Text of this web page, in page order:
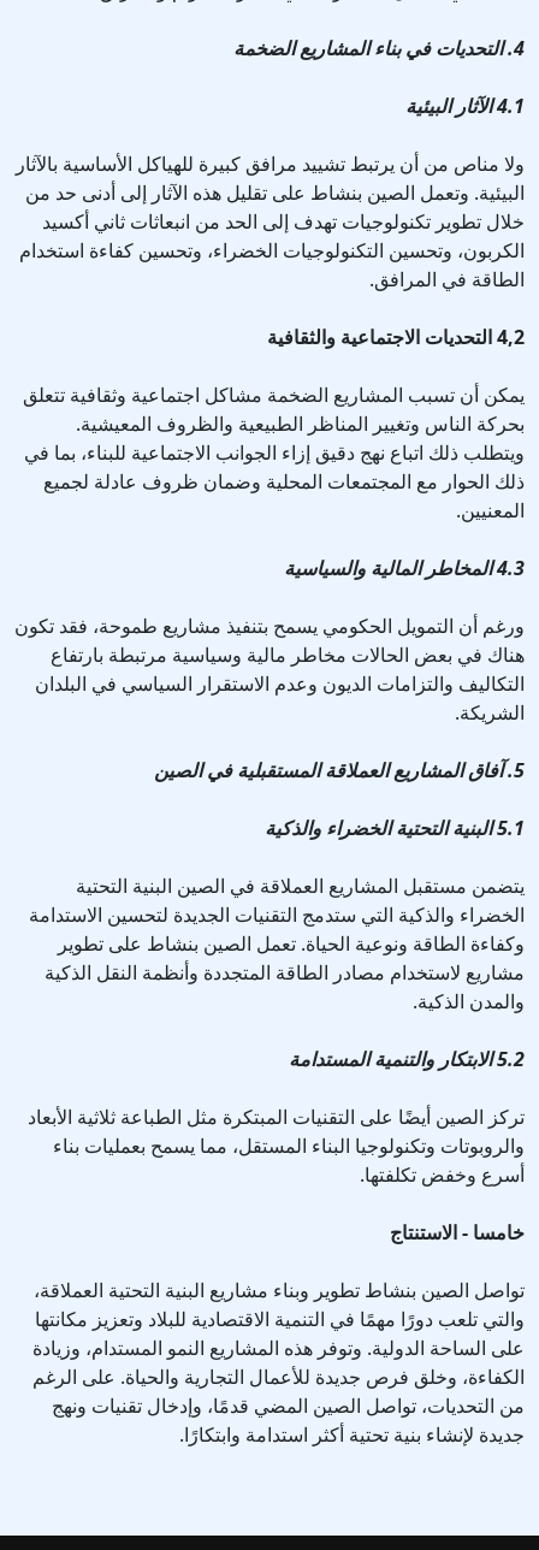
4. التحديات في بناء المشاريع الضخمة
4.1 الآثار البيئية
ولا مناص من أن يرتبط تشييد مرافق كبيرة للهياكل الأساسية بالآثار
البيئية. وتعمل الصين بنشاط على تقليل هذه الآثار إلى أدنى حد من
خلال تطوير تكنولوجيات تهدف إلى الحد من انبعاثات ثاني أكسيد
الكربون، وتحسين التكنولوجيات الخضراء، وتحسين كفاءة استخدام
الطاقة في المرافق.
4,2 التحديات الاجتماعية والثقافية
يمكن أن تسبب المشاريع الضخمة مشاكل اجتماعية وثقافية تتعلق
بحركة الناس وتغيير المناظر الطبيعية والظروف المعيشية.
ويتطلب ذلك اتباع نهج دقيق إزاء الجوانب الاجتماعية للبناء، بما في
ذلك الحوار مع المجتمعات المحلية وضمان ظروف عادلة لجميع
المعنيين.
4.3 المخاطر المالية والسياسية
ورغم أن التمويل الحكومي يسمح بتنفيذ مشاريع طموحة، فقد تكون
هناك في بعض الحالات مخاطر مالية وسياسية مرتبطة بارتفاع
التكاليف والتزامات الديون وعدم الاستقرار السياسي في البلدان
الشريكة.
5. آفاق المشاريع العملاقة المستقبلية في الصين
5.1 البنية التحتية الخضراء والذكية
يتضمن مستقبل المشاريع العملاقة في الصين البنية التحتية
الخضراء والذكية التي ستدمج التقنيات الجديدة لتحسين الاستدامة
وكفاءة الطاقة ونوعية الحياة. تعمل الصين بنشاط على تطوير
مشاريع لاستخدام مصادر الطاقة المتجددة وأنظمة النقل الذكية
والمدن الذكية.
5.2 الابتكار والتنمية المستدامة
تركز الصين أيضًا على التقنيات المبتكرة مثل الطباعة ثلاثية الأبعاد
والروبوتات وتكنولوجيا البناء المستقل، مما يسمح بعمليات بناء
أسرع وخفض تكلفتها.
خامسا - الاستنتاج
تواصل الصين بنشاط تطوير وبناء مشاريع البنية التحتية العملاقة،
والتي تلعب دورًا مهمًا في التنمية الاقتصادية للبلاد وتعزيز مكانتها
على الساحة الدولية. وتوفر هذه المشاريع النمو المستدام، وزيادة
الكفاءة، وخلق فرص جديدة للأعمال التجارية والحياة. على الرغم
من التحديات، تواصل الصين المضي قدمًا، وإدخال تقنيات ونهج
جديدة لإنشاء بنية تحتية أكثر استدامة وابتكارًا.